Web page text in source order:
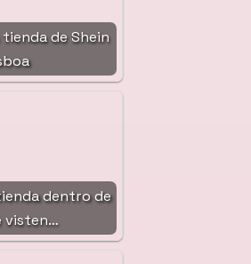
de Shein
dentro de
visten…